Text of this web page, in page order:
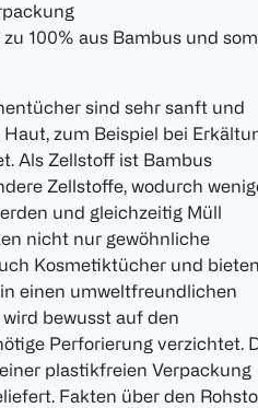
100% aus Bambus und
sind sehr sanft und
zum Beispiel bei
Als Zellstoff ist Bambus
Zellstoffe, wodurch
und gleichzeitig Müll
nicht nur gewöhnliche
Kosmetiktücher und
einen umweltfreundlichen
bewusst auf den
Perforierung verzichtet.
plastikfreien Verpackung
Fakten über den